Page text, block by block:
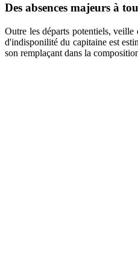
Des absences majeurs à
Outre les départs potentiels, veille
d'indisponilité du capitaine est
son remplaçant dans la